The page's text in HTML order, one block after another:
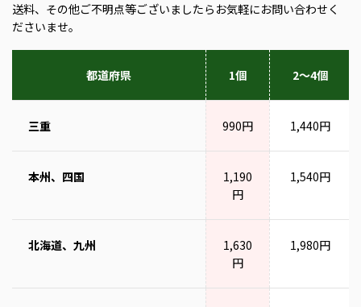
送料、その他ご不明点等ございましたらお気軽にお問い合わせく
ださいませ。
都道府県 1個 2～4個
三重 990円 1,440円
本州、四国
1,190
円
1,540円
北海道、九州
1,630
円
1,980円